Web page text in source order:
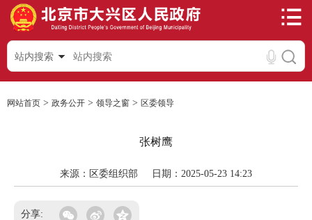
站内搜索
网站首页 > 政务公开 > 领导之窗 > 区委领导
张树鹰
来源：区委组织部 日期：2025-05-23 14:23
分享: